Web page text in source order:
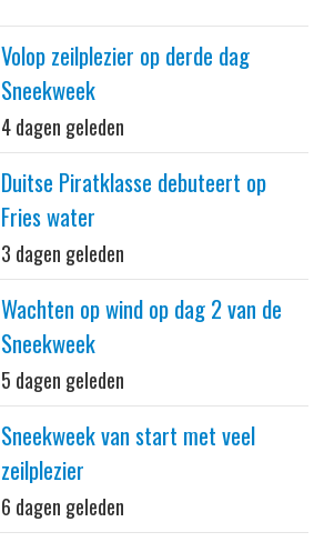
Volop zeilplezier op derde dag
Sneekweek
4 dagen geleden
Duitse Piratklasse debuteert op
Fries water
3 dagen geleden
Wachten op wind op dag 2 van de
Sneekweek
5 dagen geleden
Sneekweek van start met veel
zeilplezier
6 dagen geleden